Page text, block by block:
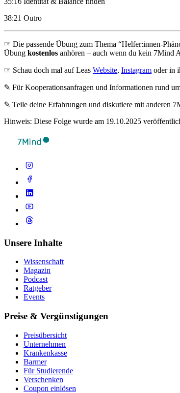
38:21 Outro
☞ Die passende Übung zum Thema “Helfer:innen-
Übung kostenlos anhören – auch wenn du kein 7Mind
☞ Schau doch mal auf Leas Website, Instagram oder in
✎ Für Koope­ra­ti­ons­an­fra­gen und Infor­ma­tio­nen rund
✎ Teile deine Erfahrungen und diskutiere mit anderen
Hinweis: Diese Folge wurde am 19.10.2025
Unsere Inhalte
Wissenschaft
Magazin
Podcast
Ratgeber
Events
Preise & Vergünstigungen
Preisübersicht
Unternehmen
Krankenkasse
Barmer
Für Studierende
Ver­schen­ken
Coupon einlösen